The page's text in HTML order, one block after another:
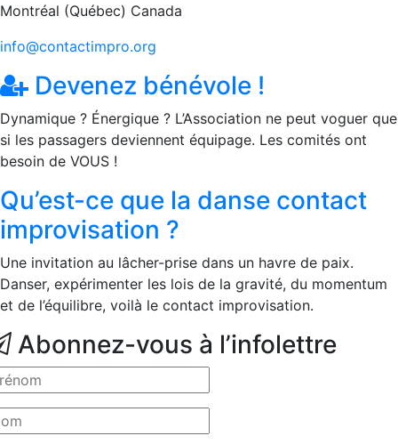
Montréal (Québec) Canada
info@contactimpro.org
Devenez bénévole !
Dynamique ? Énergique ? L’Association ne peut voguer que
si les passagers deviennent équipage. Les comités ont
besoin de VOUS !
Qu’est-ce que la danse contact
improvisation ?
Une invitation au lâcher-prise dans un havre de paix.
Danser, expérimenter les lois de la gravité, du momentum
et de l’équilibre, voilà le contact improvisation.
Abonnez-vous à l’infolettre